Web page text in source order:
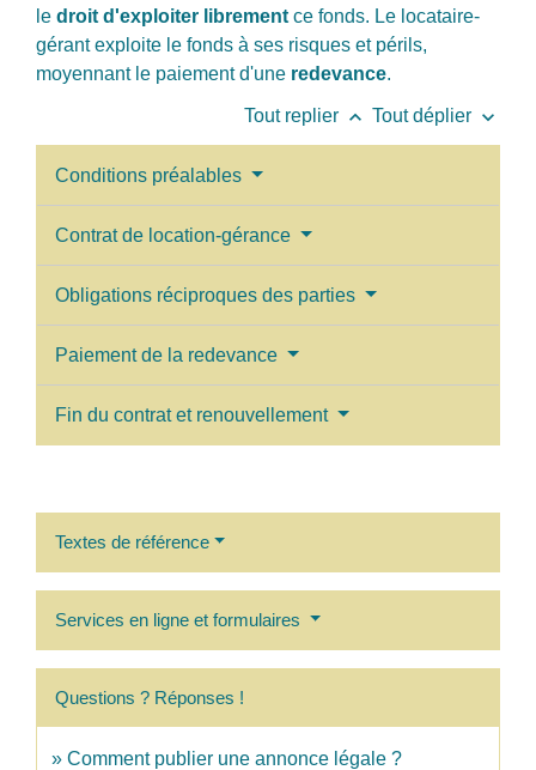
le droit d'exploiter librement ce fonds. Le locataire-
gérant exploite le fonds à ses risques et périls,
moyennant le paiement d'une redevance.
Tout replier keyboard_arrow_up Tout déplier keyboard_arrow_down
Conditions préalables
Contrat de location-gérance
Obligations réciproques des parties
Paiement de la redevance
Fin du contrat et renouvellement
Textes de référence
Services en ligne et formulaires
Questions ? Réponses !
Comment publier une annonce légale ?